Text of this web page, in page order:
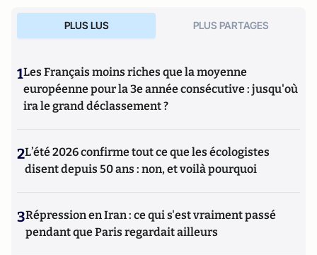
PLUS LUS PLUS PARTAGES
1Les Français moins riches que la moyenne
européenne pour la 3e année consécutive : jusqu'où
ira le grand déclassement ?
2L’été 2026 confirme tout ce que les écologistes
disent depuis 50 ans : non, et voilà pourquoi
3Répression en Iran : ce qui s'est vraiment passé
pendant que Paris regardait ailleurs